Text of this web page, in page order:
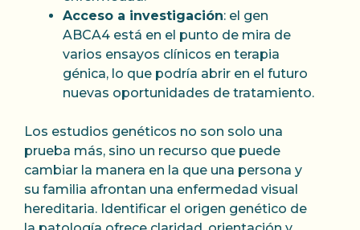
Acceso a investigación: el gen
ABCA4 está en el punto de mira de
varios ensayos clínicos en terapia
génica, lo que podría abrir en el futuro
nuevas oportunidades de tratamiento.
Los estudios genéticos no son solo una
prueba más, sino un recurso que puede
cambiar la manera en la que una persona y
su familia afrontan una enfermedad visual
hereditaria. Identificar el origen genético de